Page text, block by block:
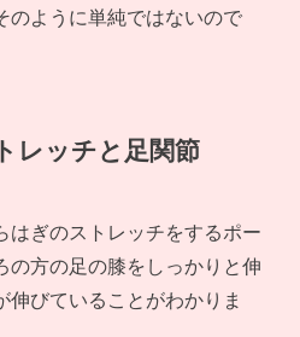
のように単純ではないので
レッチと足関節
はぎのストレッチをするポー
の方の足の膝をしっかりと伸
伸びていることがわかりま